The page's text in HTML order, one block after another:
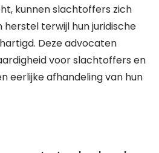
kunnen slachtoffers zich
terwijl hun juridische
Deze advocaten
voor slachtoffers en
eerlijke afhandeling van hun